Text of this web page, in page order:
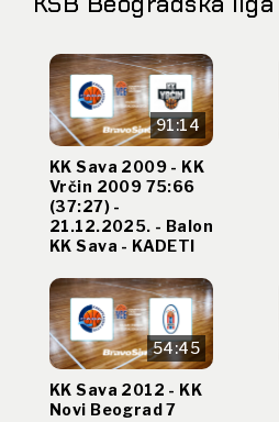
91:14
KK Sava 2009 - KK
Vrčin 2009 75:66
(37:27) -
21.12.2025. - Balon
KK Sava - KADETI
54:45
KK Sava 2012 - KK
Novi Beograd 7